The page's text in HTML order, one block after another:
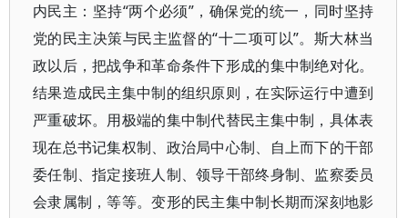
内民主：坚持“两个必须”，确保党的统一，同时坚持
党的民主决策与民主监督的“十二项可以”。斯大林当
政以后，把战争和革命条件下形成的集中制绝对化。
结果造成民主集中制的组织原则，在实际运行中遭到
严重破坏。用极端的集中制代替民主集中制，具体表
现在总书记集权制、政治局中心制、自上而下的干部
委任制、指定接班人制、领导干部终身制、监察委员
会隶属制，等等。变形的民主集中制长期而深刻地影